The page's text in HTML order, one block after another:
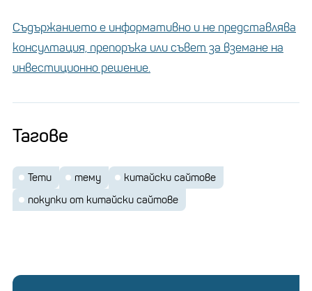
Съдържанието е информативно и не представлява
консултация, препоръка или съвет за вземане на
инвестиционно решение.
Тагове
Temu тему
китайски сайтове
покупки от китайски сайтове